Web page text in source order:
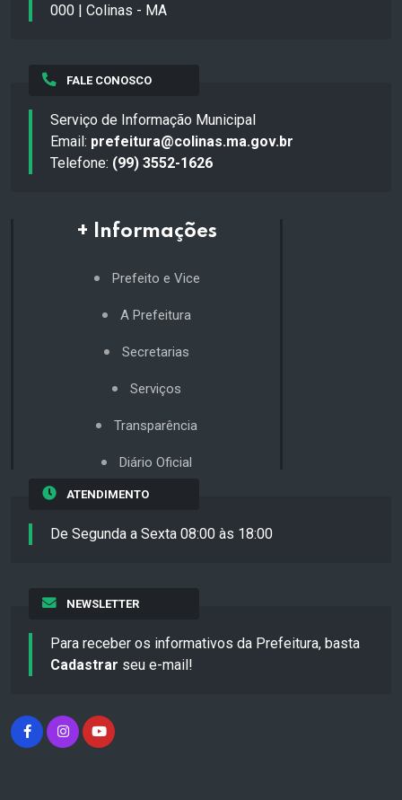
000 | Colinas - MA
FALE CONOSCO
Serviço de Informação Municipal
Email: prefeitura@colinas.ma.gov.br
Telefone: (99) 3552-1626
+ Informações
Prefeito e Vice
A Prefeitura
Secretarias
Serviços
Transparência
Diário Oficial
ATENDIMENTO
De Segunda a Sexta 08:00 às 18:00
NEWSLETTER
Para receber os informativos da Prefeitura, basta
Cadastrar seu e-mail!